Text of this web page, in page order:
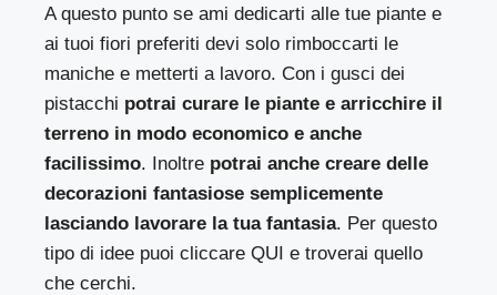
A questo punto se ami dedicarti alle tue piante e
ai tuoi fiori preferiti devi solo rimboccarti le
maniche e metterti a lavoro. Con i gusci dei
pistacchi potrai curare le piante e arricchire il
terreno in modo economico e anche
facilissimo. Inoltre potrai anche creare delle
decorazioni fantasiose semplicemente
lasciando lavorare la tua fantasia. Per questo
tipo di idee puoicliccare QUI e troverai quello
che cerchi.